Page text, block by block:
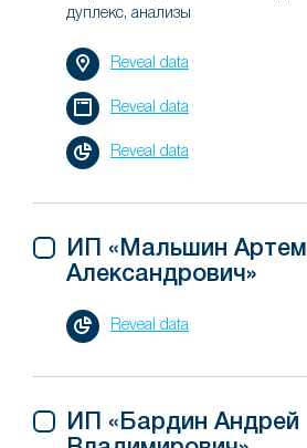
дуплекс, анализы
Reveal data
Reveal data
Reveal data
ИП «Мальшин Артем
Александрович»
Reveal data
ИП «Бардин Андрей